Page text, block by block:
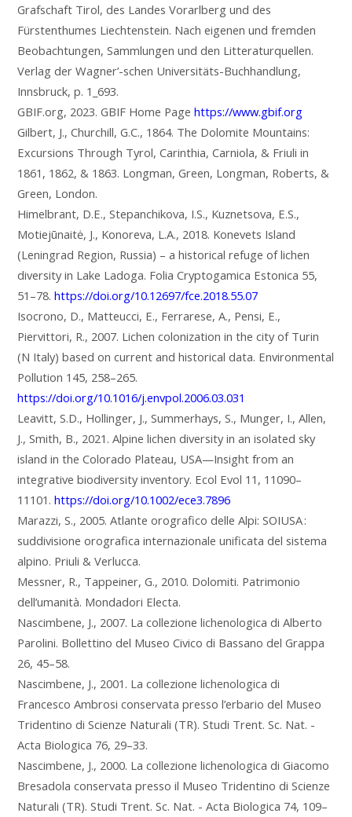
Grafschaft Tirol, des Landes Vorarlberg und des
Fürstenthumes Liechtenstein. Nach eigenen und fremden
Beobachtungen, Sammlungen und den Litteraturquellen.
Verlag der Wagner’-schen Universitäts-Buchhandlung,
Innsbruck, p. 1_693.
GBIF.org, 2023. GBIF Home Pagehttps://www.gbif.org
Gilbert, J., Churchill, G.C., 1864. The Dolomite Mountains:
Excursions Through Tyrol, Carinthia, Carniola, & Friuli in
1861, 1862, & 1863. Longman, Green, Longman, Roberts, &
Green, London.
Himelbrant, D.E., Stepanchikova, I.S., Kuznetsova, E.S.,
Motiejūnaitė, J., Konoreva, L.A., 2018. Konevets Island
(Leningrad Region, Russia) – a historical refuge of lichen
diversity in Lake Ladoga. Folia Cryptogamica Estonica 55,
51–78.https://doi.org/10.12697/fce.2018.55.07
Isocrono, D., Matteucci, E., Ferrarese, A., Pensi, E.,
Piervittori, R., 2007. Lichen colonization in the city of Turin
(N Italy) based on current and historical data. Environmental
Pollution 145, 258–265.
https://doi.org/10.1016/j.envpol.2006.03.031
Leavitt, S.D., Hollinger, J., Summerhays, S., Munger, I., Allen,
J., Smith, B., 2021. Alpine lichen diversity in an isolated sky
island in the Colorado Plateau, USA—Insight from an
integrative biodiversity inventory. Ecol Evol 11, 11090–
11101.https://doi.org/10.1002/ece3.7896
Marazzi, S., 2005. Atlante orografico delle Alpi: SOIUSA :
suddivisione orografica internazionale unificata del sistema
alpino. Priuli & Verlucca.
Messner, R., Tappeiner, G., 2010. Dolomiti. Patrimonio
dell’umanità. Mondadori Electa.
Nascimbene, J., 2007. La collezione lichenologica di Alberto
Parolini. Bollettino del Museo Civico di Bassano del Grappa
26, 45–58.
Nascimbene, J., 2001. La collezione lichenologica di
Francesco Ambrosi conservata presso l’erbario del Museo
Tridentino di Scienze Naturali (TR). Studi Trent. Sc. Nat. -
Acta Biologica 76, 29–33.
Nascimbene, J., 2000. La collezione lichenologica di Giacomo
Bresadola conservata presso il Museo Tridentino di Scienze
Naturali (TR). Studi Trent. Sc. Nat. - Acta Biologica 74, 109–